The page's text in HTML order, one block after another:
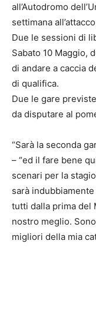
all’Autodromo
settimana
Due le sessioni di
Sabato 10 Maggio,
di andare a caccia
di qualifica.
Due le gare
da disputare al
“Sarà la seconda
– “ed il fare bene
scenari per la
sarà
tutti dalla prima del
nostro meglio.
migliori della mia